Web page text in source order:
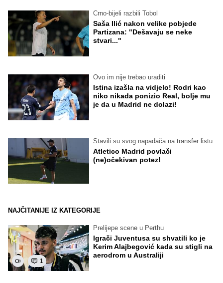
Crno-bijeli razbili Tobol
Saša Ilić nakon velike pobjede
Partizana: "Dešavaju se neke
stvari..."
Ovo im nije trebao uraditi
Istina izašla na vidjelo! Rodri kao
niko nikada ponizio Real, bolje mu
je da u Madrid ne dolazi!
Stavili su svog napadača na transfer listu
Atletico Madrid povlači
(ne)očekivan potez!
NAJČITANIJE IZ KATEGORIJE
1
Prelijepe scene u Perthu
Igrači Juventusa su shvatili ko je
Kerim Alajbegović kada su stigli na
aerodrom u Australiji